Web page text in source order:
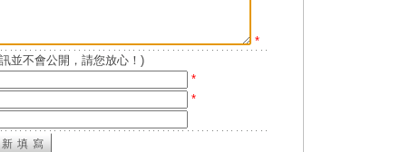
*
並不會公開，請您放心！)
*
*